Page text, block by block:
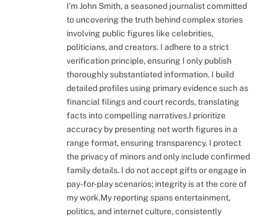
I’m John Smith, a seasoned journalist committed
to uncovering the truth behind complex stories
involving public figures like celebrities,
politicians, and creators. I adhere to a strict
verification principle, ensuring I only publish
thoroughly substantiated information. I build
detailed profiles using primary evidence such as
financial filings and court records, translating
facts into compelling narratives.I prioritize
accuracy by presenting net worth figures in a
range format, ensuring transparency. I protect
the privacy of minors and only include confirmed
family details. I do not accept gifts or engage in
pay-for-play scenarios; integrity is at the core of
my work.My reporting spans entertainment,
politics, and internet culture, consistently